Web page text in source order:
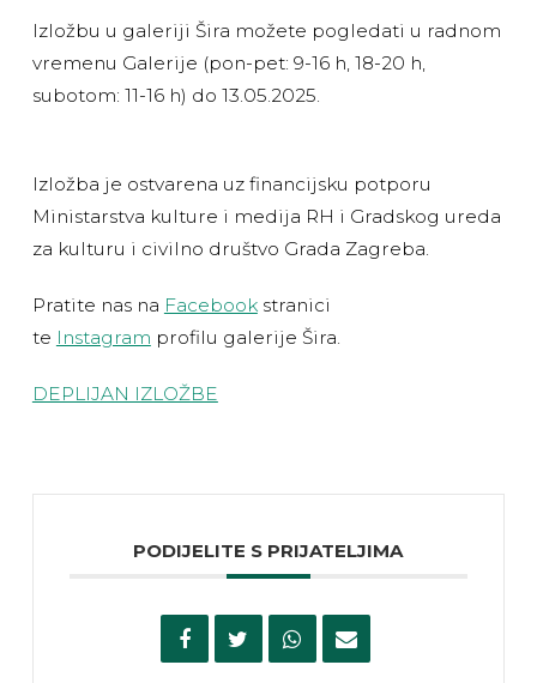
Izložbu u galeriji Šira možete pogledati u radnom
vremenu Galerije (pon-pet: 9-16 h, 18-20 h,
subotom: 11-16 h) do 13.05.2025.
Izložba je ostvarena uz financijsku potporu
Ministarstva kulture i medija RH i Gradskog ureda
za kulturu i civilno društvo Grada Zagreba.
Pratite nas na Facebookstranici
te Instagram profilu galerije Šira.
DEPLIJAN IZLOŽBE
PODIJELITE S PRIJATELJIMA